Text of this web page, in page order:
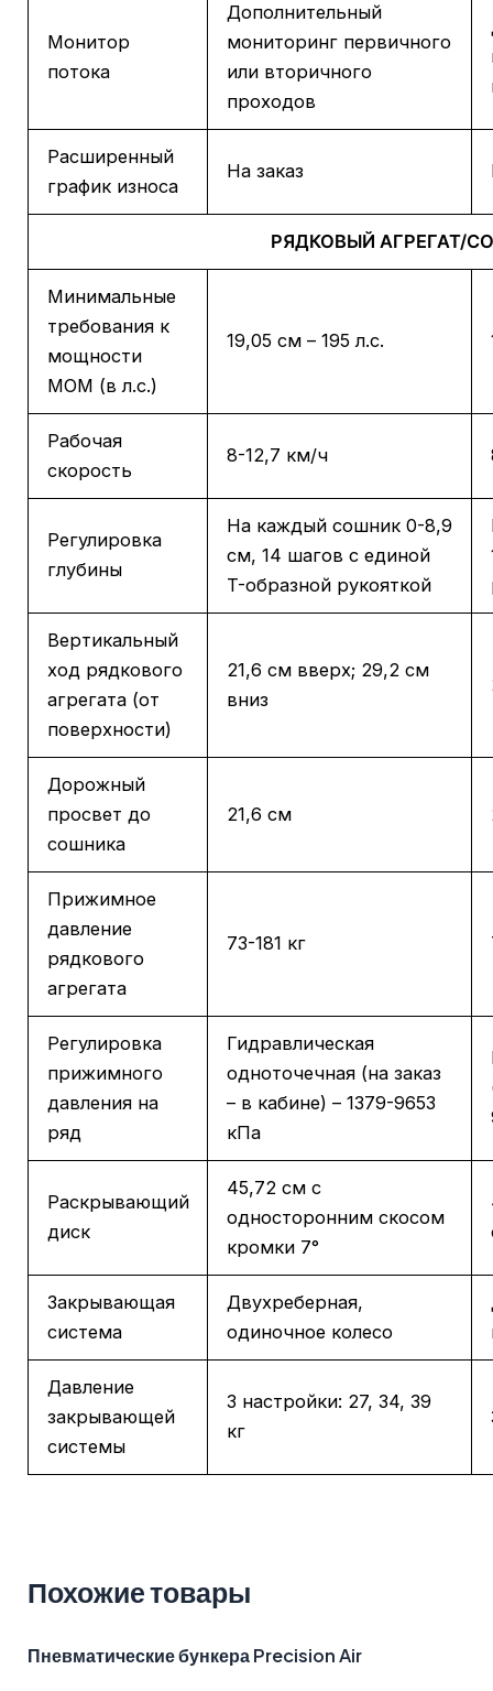
Монитор
потока
Дополнительный
мониторинг первичного
или вторичного
проходов
Расширенный
график износа
На заказ
РЯДКОВЫЙ АГРЕГАТ/
Минимальные
требования к
мощности
МОМ (в л.с.)
19,05 см – 195 л.с.
Рабочая
скорость
8-12,7 км/ч
Регулировка
глубины
На каждый сошник 0-8,9
см, 14 шагов с единой
T-образной рукояткой
Вертикальный
ход рядкового
агрегата (от
поверхности)
21,6 см вверх; 29,2 см
вниз
Дорожный
просвет до
сошника
21,6 см
Прижимное
давление
рядкового
агрегата
73-181 кг
Регулировка
прижимного
давления на
ряд
Гидравлическая
одноточечная (на заказ
– в кабине) – 1379-9653
кПа
Раскрывающий
диск
45,72 см с
односторонним скосом
кромки 7°
Закрывающая
система
Двухреберная,
одиночное колесо
Давление
закрывающей
системы
3 настройки: 27, 34, 39
кг
Похожие товары
Пневматические бункера Precision Air